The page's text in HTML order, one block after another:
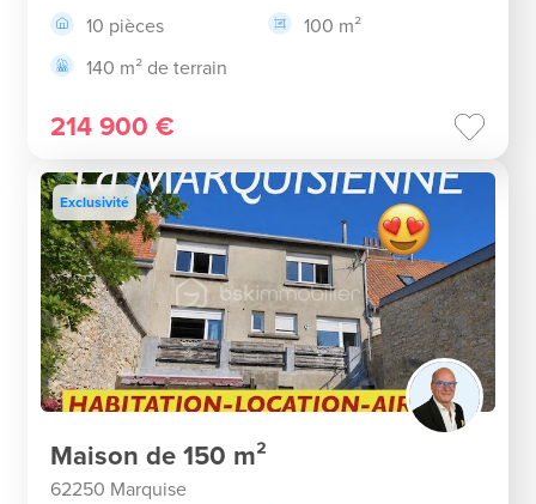
10 pièces
100 m²
140 m² de terrain
214 900 €
Exclusivité
Maison de 150 m²
62250 Marquise